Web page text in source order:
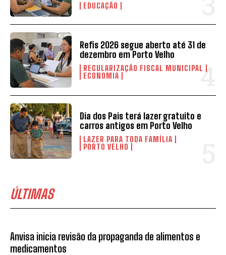
EDUCAÇÃO
Refis 2026 segue aberto até 31 de
dezembro em Porto Velho
REGULARIZAÇÃO FISCAL MUNICIPAL
ECONOMIA
Dia dos Pais terá lazer gratuito e
carros antigos em Porto Velho
LAZER PARA TODA FAMÍLIA
PORTO VELHO
ÚLTIMAS
Anvisa inicia revisão da propaganda de alimentos e
medicamentos